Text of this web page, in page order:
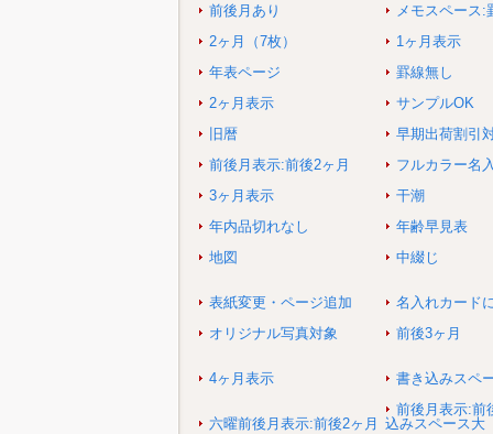
前後月あり
メモスペース:
2ヶ月（7枚）
1ヶ月表示
年表ページ
罫線無し
2ヶ月表示
サンプルOK
旧暦
早期出荷割引
前後月表示:前後2ヶ月
フルカラー名
3ヶ月表示
干潮
年内品切れなし
年齢早見表
地図
中綴じ
表紙変更・ページ追加
名入れカード
オリジナル写真対象
前後3ヶ月
4ヶ月表示 書き込みスペ
六曜前後月表示:前後2ヶ月
前後月表示:前
込みスペース大